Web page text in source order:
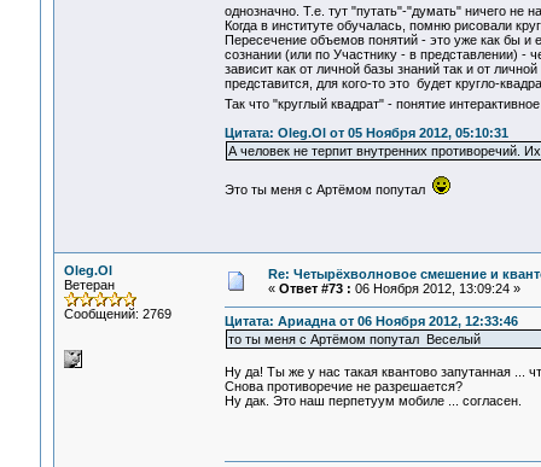
однозначно. Т.е. тут "путать"-"думать" ничего не
Когда в институте обучалась, помню рисовали
Пересечение объемов понятий - это уже как бы и
сознании (или по Участнику - в представлении) -
зависит как от личной базы знаний так и от
представится, для кого-то это будет кругло-
Так что "круглый квадрат" - понятие
Цитата: Oleg.Ol от 05 Ноября 2012, 05:10:31
А человек не терпит внутренних противоречий.
Это ты меня с Артёмом попутал
Oleg.Ol
Ветеран
Сообщений: 2769
Re: Четырёхволновое смешение и
« Ответ #73 : 06 Ноября 2012, 13:09:24 »
Цитата: Ариадна от 06 Ноября 2012, 12:33:46
то ты меня с Артёмом попутал Веселый
Ну да! Ты же у нас такая квантово запутанная ...
Снова противоречие не разрешается?
Ну дак. Это наш перпетуум мобиле ... согласен.